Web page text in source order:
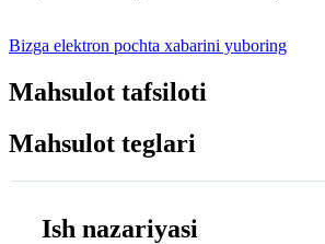
Bizga elektron pochta xabarini yuboring
Mahsulot tafsiloti
Mahsulot teglari
Ish nazariyasi